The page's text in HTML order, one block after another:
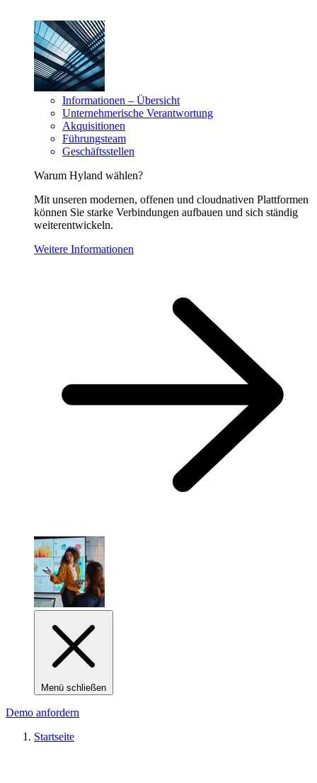
Informationen – Übersicht
Unternehmerische Verantwortung
Akquisitionen
Führungsteam
Geschäftsstellen
Warum Hyland wählen?
Mit unseren modernen, offenen und cloudnativen Plattformen
können Sie starke Verbindungen aufbauen und sich ständig
weiterentwickeln.
Weitere Informationen
Menü schließen
Demo anfordern
Startseite